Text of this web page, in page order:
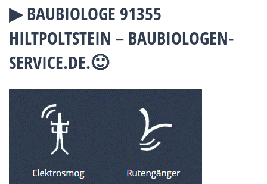
▶︎ BAUBIOLOGE 91355
HILTPOLTSTEIN – BAUBIOLOGEN-
SERVICE.DE.🙂